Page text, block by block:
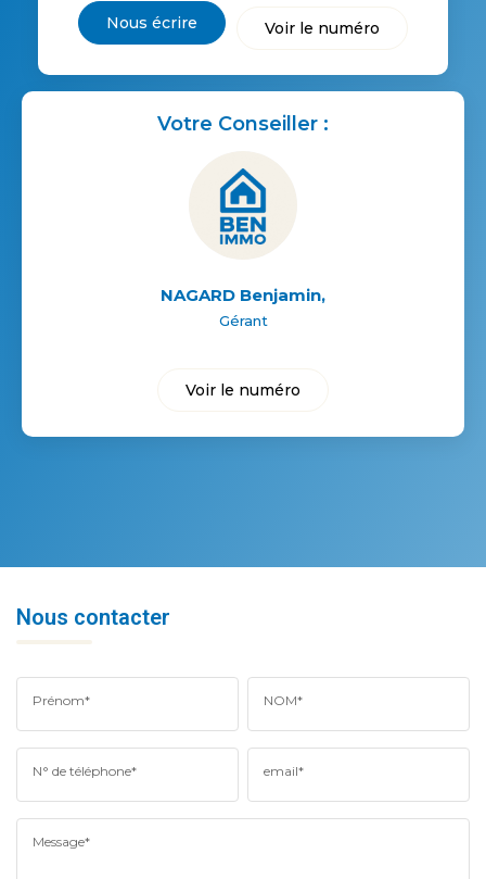
Nous écrire Voir le numéro
Votre Conseiller :
NAGARD Benjamin,
Gérant
Voir le numéro
Nous contacter
Prénom* NOM*
N° de téléphone* email*
Message*